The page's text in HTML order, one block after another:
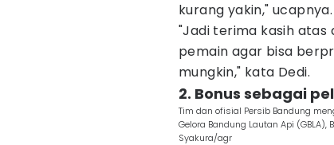
kurang yakin," ucapnya.
"Jadi terima kasih atas
pemain agar bisa
mungkin," kata Dedi.
2. Bonus sebagai
Tim dan ofisial Persib Bandung
Gelora Bandung Lautan Api
Syakura/agr